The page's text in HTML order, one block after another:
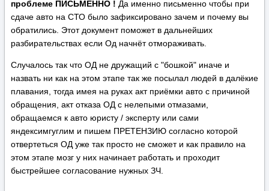
проблеме ПИСЬМЕННО ! Да именно письменно чтобы при
сдаче авто на СТО было зафиксировано зачем и почему вы
обратились. Этот документ поможет в дальнейших
разбирательствах если Од начнёт отмораживать.
Случалось так что ОД не дружащий с "бошкой" иначе и
назвать ни как на этом этапе так же посылал людей в далёкие
плавания, тогда имея на руках акт приёмки авто с причиной
обращения, акт отказа ОД с нелепыми отмазами,
обращаемся к авто юристу / эксперту или сами
яндексимгуглим и пишем ПРЕТЕНЗИЮ согласно которой
отвертеться ОД уже так просто не сможет и как правило на
этом этапе мозг у них начинает работать и проходит
быстрейшее согласование нужных ЗЧ.